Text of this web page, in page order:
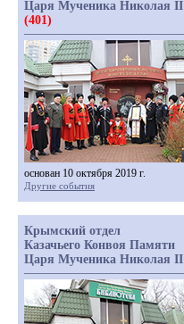
Царя Мученика Николая II
(401)
основан 10 октября 2019 г.
Другие события
Крымский отдел
Казачьего Конвоя Памяти
Царя Мученика Николая II